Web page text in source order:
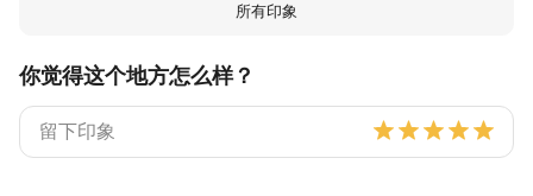
所有印象
你觉得这个地方怎么样？